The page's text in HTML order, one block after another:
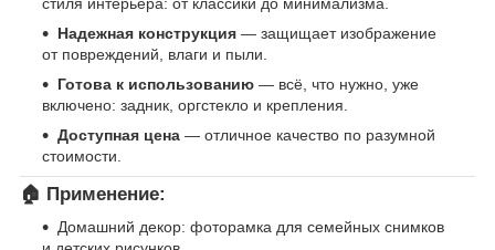
Надежная конструкция — защищает изображение
от повреждений, влаги и пыли.
Готова к использованию — всё, что нужно, уже
включено: задник, оргстекло и крепления.
Доступная цена — отличное качество по разумной
стоимости.
🏠 Применение:
Домашний декор: фоторамка для семейных снимков